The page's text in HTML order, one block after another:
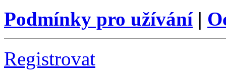
Podmínky pro užívání|
Registrovat